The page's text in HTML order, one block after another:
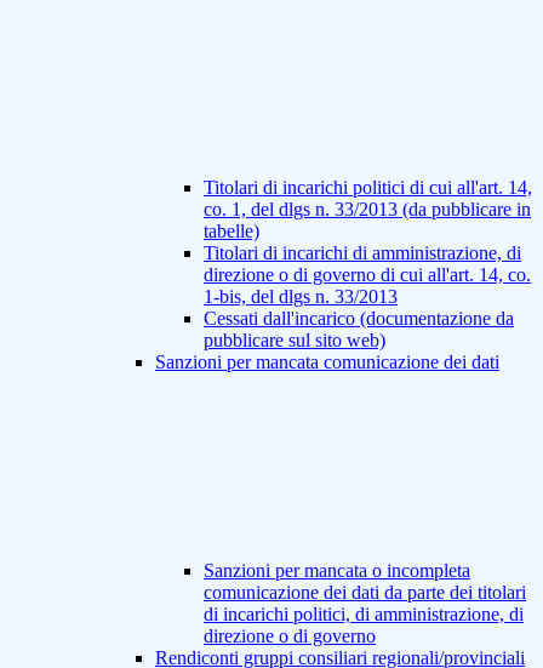
Titolari di incarichi politici di cui all'art. 14,
co. 1, del dlgs n. 33/2013 (da pubblicare in
tabelle)
Titolari di incarichi di amministrazione, di
direzione o di governo di cui all'art. 14, co.
1-bis, del dlgs n. 33/2013
Cessati dall'incarico (documentazione da
pubblicare sul sito web)
Sanzioni per mancata comunicazione dei dati
Sanzioni per mancata o incompleta
comunicazione dei dati da parte dei titolari
di incarichi politici, di amministrazione, di
direzione o di governo
Rendiconti gruppi consiliari regionali/provinciali